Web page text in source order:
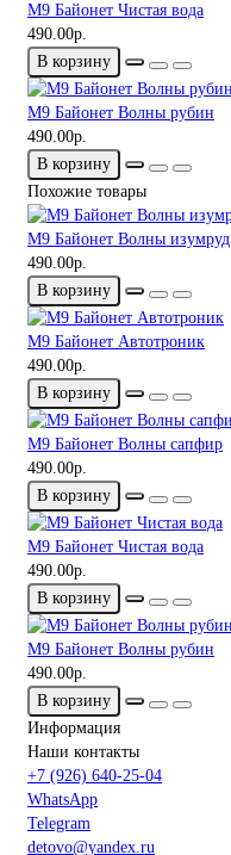
М9 Байонет Чистая вода
490.00р.
В корзину
М9 Байонет Волны рубин
490.00р.
В корзину
Похожие товары
М9 Байонет Волны изумруд
490.00р.
В корзину
М9 Байонет Автотроник
490.00р.
В корзину
М9 Байонет Волны сапфир
490.00р.
В корзину
М9 Байонет Чистая вода
490.00р.
В корзину
М9 Байонет Волны рубин
490.00р.
В корзину
Информация
Наши контакты
+7 (926) 640-25-04
WhatsApp
Telegram
detovo@yandex.ru